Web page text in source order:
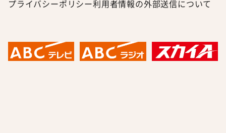
プライバシーポリシー利用者情報の外部送信について